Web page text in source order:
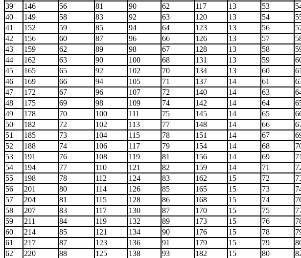
39
146 56 81 90 62 117 13 53
40
149 58 83 92 63 120 13 54
41
152 59 85 94 64 123 13 56
42
156 60 87 96 66 126 13 57
43
159 62 89 98 67 128 13 58
44
162 63 90 100 68 131 13 59
45
165 65 92 102 70 134 13 60 61
46
169 66 94 105 71 137 14 61
47
172 67 96 107 72 140 14 63
48
175 69 98 109 74 142 14 64
49
178 70 100 111 75 145 14 65
50
182 72 102 113 77 148 14 66
51
185 73 104 115 78 151 14 67
52
188 74 106 117 79 154 14 68
53
191 76 108 119 81 156 14 69 71
54
194 77 110 121 82 159 14 71
55
198 78 112 124 83 162 15 72
56
201 80 114 126 85 165 15 73
57
204 81 115 128 86 168 15 74
58
207 83 117 130 87 170 15 75
59
211 84 119 132 89 173 15 76
60
214 85 121 134 90 176 15 78
61
217 87 123 136 91 179 15 79
62
220 88 125 138 93 182 15 80